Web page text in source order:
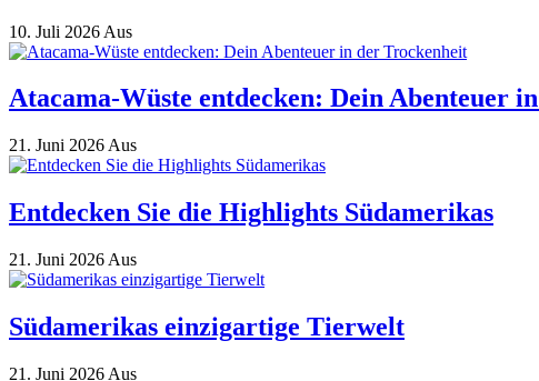
10. Juli 2026 Aus
Atacama-Wüste entdecken: Dein Abenteuer
21. Juni 2026 Aus
Entdecken Sie die Highlights Südamerikas
21. Juni 2026 Aus
Südamerikas einzigartige Tierwelt
21. Juni 2026 Aus